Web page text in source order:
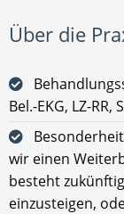
Über die
Bel.-EKG, LZ-
wir einen
besteht
einzusteigen,